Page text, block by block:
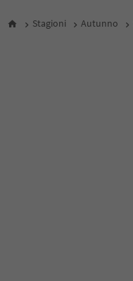
Stagioni Autunno